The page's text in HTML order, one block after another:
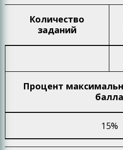
Количество
заданий
Процент
балла
15%